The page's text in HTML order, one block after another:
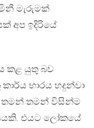
මැරුමක්
අප ඉදිරියේ
කළ යුතු බව
භාරය හදුන්වා
තමන් තමන් විසින්ම
එයට ලෝකයේ